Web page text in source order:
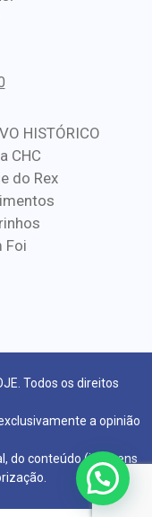
HISTÓRICO
CHC
do Rex
Foi
Todos os direitos
a opinião
do conteúdo (imagens